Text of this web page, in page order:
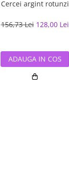
Cercei argint rotunzi
156,73 Lei 128,00 Lei
ADAUGA IN COS